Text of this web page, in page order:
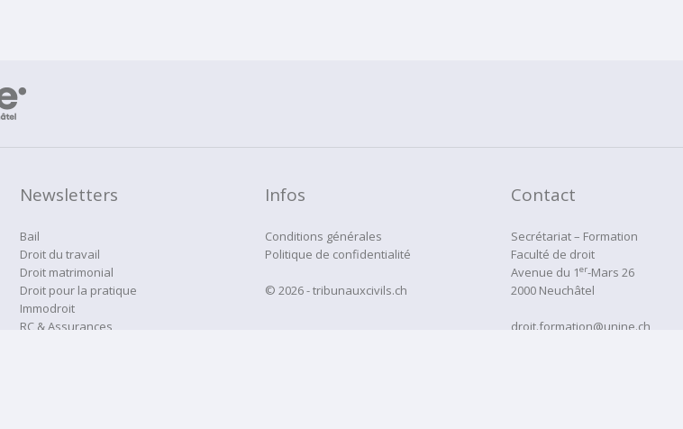
Newsletters
Bail
Droit du travail
Droit matrimonial
Droit pour la pratique
Immodroit
RC & Assurances
Infos
Conditions générales
Politique de confidentialité
© 2026 - tribunauxcivils.ch
Contact
Secrétariat – Formation
Faculté de droit
Avenue du 1er-Mars 26
2000 Neuchâtel
droit.formation@unine.ch